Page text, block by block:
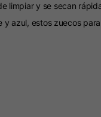
limpiar y se secan
y azul, estos zuecos